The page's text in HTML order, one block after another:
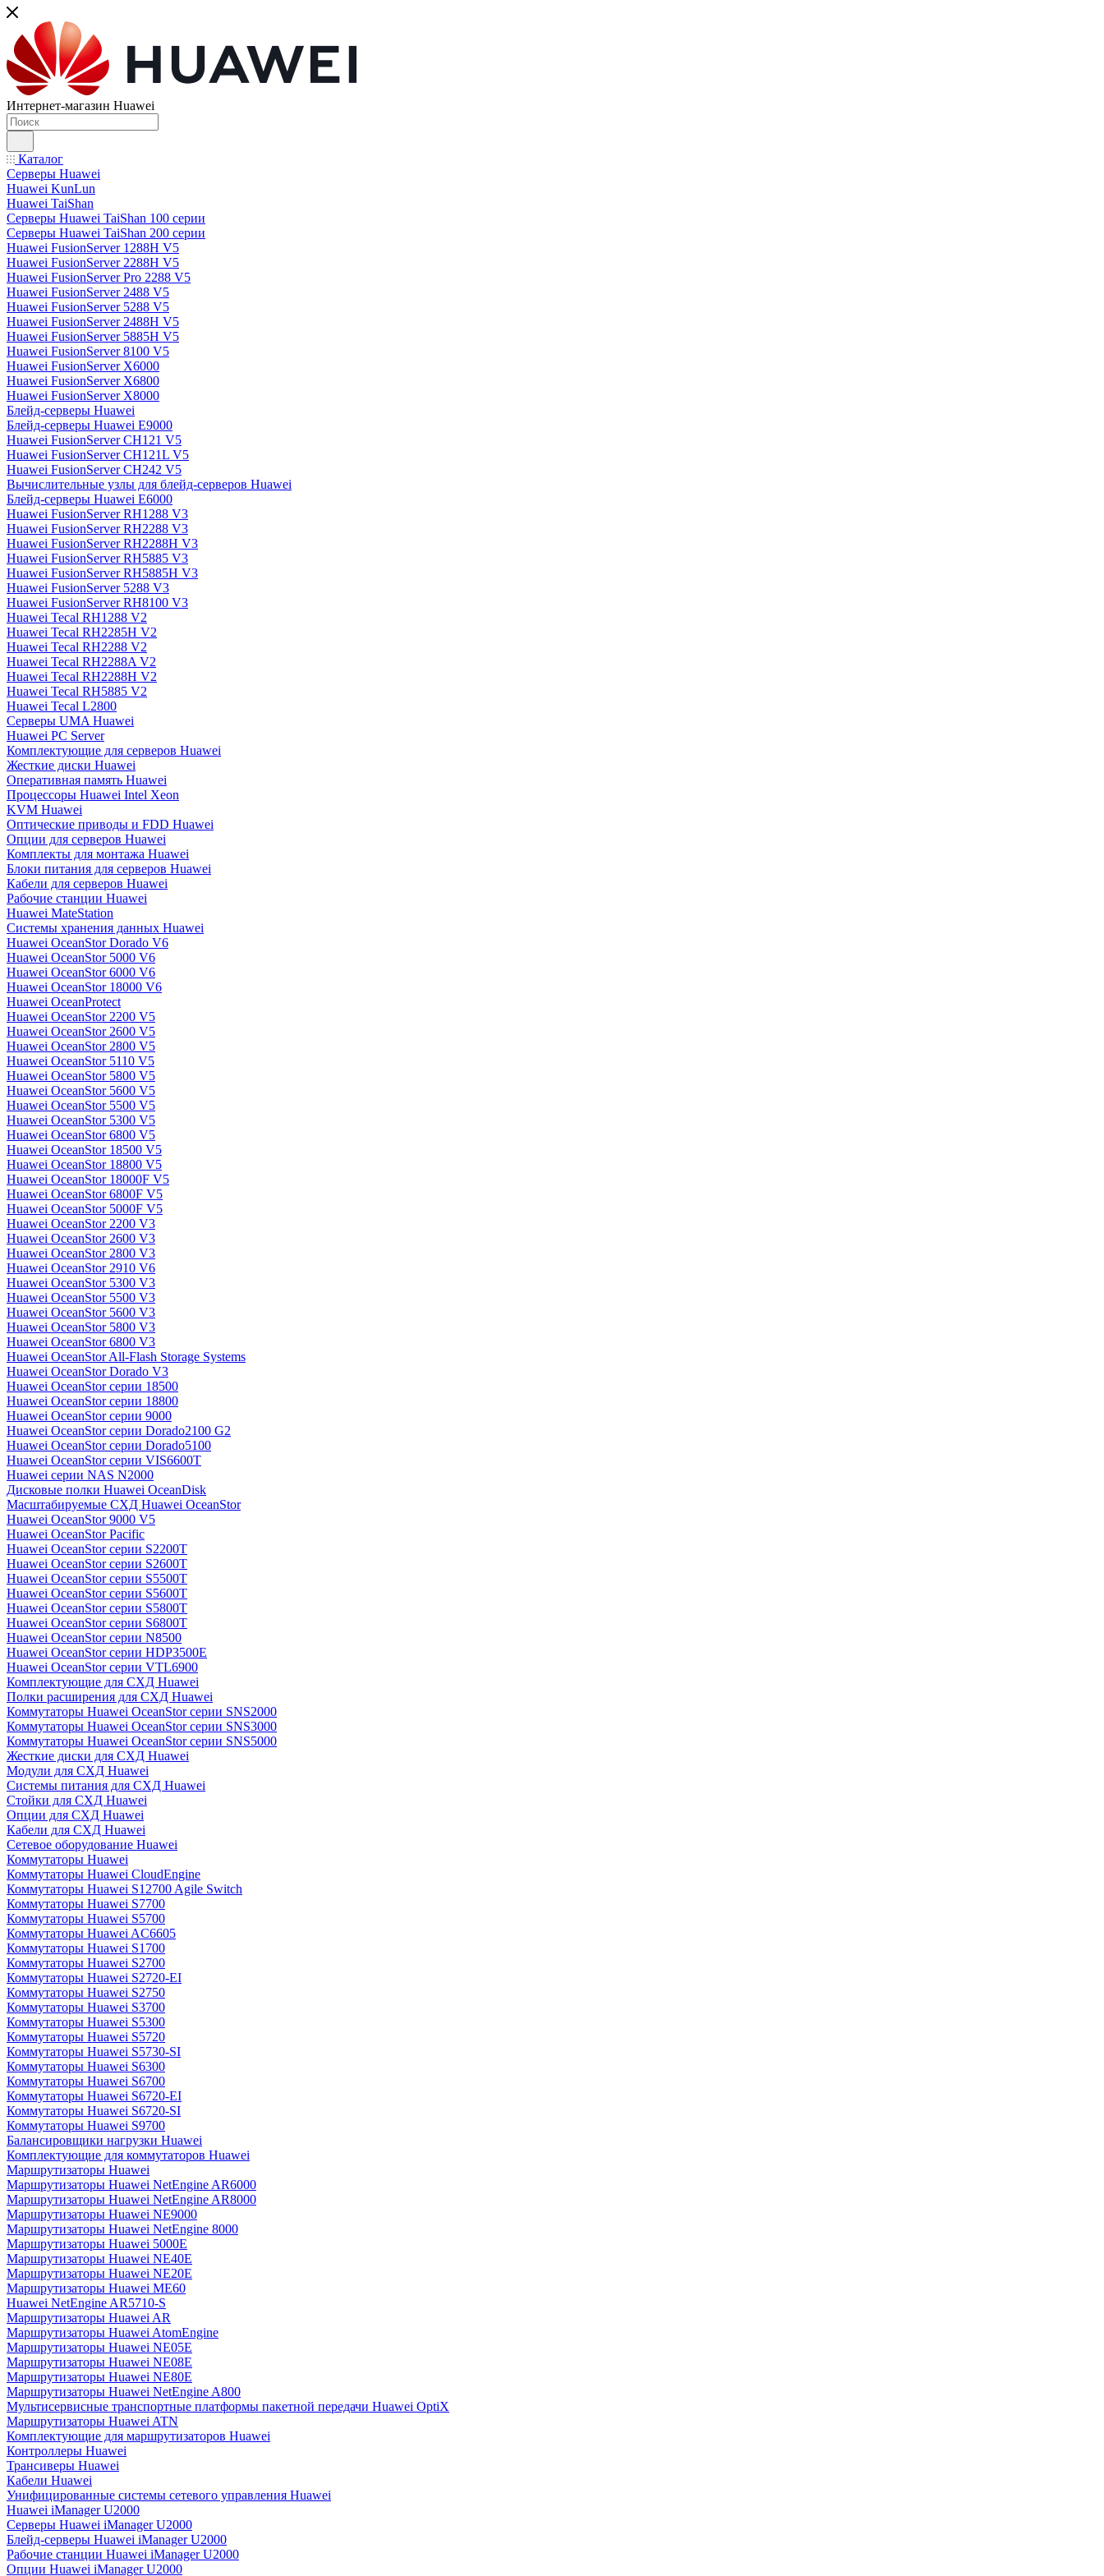
Интернет-магазин Huawei
Каталог
Серверы Huawei
Huawei KunLun
Huawei TaiShan
Серверы Huawei TaiShan 100 серии
Серверы Huawei TaiShan 200 серии
Huawei FusionServer 1288H V5
Huawei FusionServer 2288H V5
Huawei FusionServer Pro 2288 V5
Huawei FusionServer 2488 V5
Huawei FusionServer 5288 V5
Huawei FusionServer 2488H V5
Huawei FusionServer 5885H V5
Huawei FusionServer 8100 V5
Huawei FusionServer X6000
Huawei FusionServer X6800
Huawei FusionServer X8000
Блейд-серверы Huawei
Блейд-серверы Huawei E9000
Huawei FusionServer CH121 V5
Huawei FusionServer CH121L V5
Huawei FusionServer CH242 V5
Вычислительные узлы для блейд-серверов Huawei
Блейд-серверы Huawei E6000
Huawei FusionServer RH1288 V3
Huawei FusionServer RH2288 V3
Huawei FusionServer RH2288H V3
Huawei FusionServer RH5885 V3
Huawei FusionServer RH5885H V3
Huawei FusionServer 5288 V3
Huawei FusionServer RH8100 V3
Huawei Tecal RH1288 V2
Huawei Tecal RH2285H V2
Huawei Tecal RH2288 V2
Huawei Tecal RH2288A V2
Huawei Tecal RH2288H V2
Huawei Tecal RH5885 V2
Huawei Tecal L2800
Серверы UMA Huawei
Huawei PC Server
Комплектующие для серверов Huawei
Жесткие диски Huawei
Оперативная память Huawei
Процессоры Huawei Intel Xeon
KVM Huawei
Оптические приводы и FDD Huawei
Опции для серверов Huawei
Комплекты для монтажа Huawei
Блоки питания для серверов Huawei
Кабели для серверов Huawei
Рабочие станции Huawei
Huawei MateStation
Системы хранения данных Huawei
Huawei OceanStor Dorado V6
Huawei OceanStor 5000 V6
Huawei OceanStor 6000 V6
Huawei OceanStor 18000 V6
Huawei OceanProtect
Huawei OceanStor 2200 V5
Huawei OceanStor 2600 V5
Huawei OceanStor 2800 V5
Huawei OceanStor 5110 V5
Huawei OceanStor 5800 V5
Huawei OceanStor 5600 V5
Huawei OceanStor 5500 V5
Huawei OceanStor 5300 V5
Huawei OceanStor 6800 V5
Huawei OceanStor 18500 V5
Huawei OceanStor 18800 V5
Huawei OceanStor 18000F V5
Huawei OceanStor 6800F V5
Huawei OceanStor 5000F V5
Huawei OceanStor 2200 V3
Huawei OceanStor 2600 V3
Huawei OceanStor 2800 V3
Huawei OceanStor 2910 V6
Huawei OceanStor 5300 V3
Huawei OceanStor 5500 V3
Huawei OceanStor 5600 V3
Huawei OceanStor 5800 V3
Huawei OceanStor 6800 V3
Huawei OceanStor All-Flash Storage Systems
Huawei OceanStor Dorado V3
Huawei OceanStor серии 18500
Huawei OceanStor серии 18800
Huawei OceanStor серии 9000
Huawei OceanStor серии Dorado2100 G2
Huawei OceanStor серии Dorado5100
Huawei OceanStor серии VIS6600T
Huawei серии NAS N2000
Дисковые полки Huawei OceanDisk
Масштабируемые СХД Huawei OceanStor
Huawei OceanStor 9000 V5
Huawei OceanStor Pacific
Huawei OceanStor серии S2200T
Huawei OceanStor серии S2600T
Huawei OceanStor серии S5500T
Huawei OceanStor серии S5600T
Huawei OceanStor серии S5800T
Huawei OceanStor серии S6800T
Huawei OceanStor серии N8500
Huawei OceanStor серии HDP3500E
Huawei OceanStor серии VTL6900
Комплектующие для СХД Huawei
Полки расширения для СХД Huawei
Коммутаторы Huawei OceanStor серии SNS2000
Коммутаторы Huawei OceanStor серии SNS3000
Коммутаторы Huawei OceanStor серии SNS5000
Жесткие диски для СХД Huawei
Модули для СХД Huawei
Системы питания для СХД Huawei
Стойки для СХД Huawei
Опции для СХД Huawei
Кабели для СХД Huawei
Сетевое оборудование Huawei
Коммутаторы Huawei
Коммутаторы Huawei CloudEngine
Коммутаторы Huawei S12700 Agile Switch
Коммутаторы Huawei S7700
Коммутаторы Huawei S5700
Коммутаторы Huawei AC6605
Коммутаторы Huawei S1700
Коммутаторы Huawei S2700
Коммутаторы Huawei S2720-EI
Коммутаторы Huawei S2750
Коммутаторы Huawei S3700
Коммутаторы Huawei S5300
Коммутаторы Huawei S5720
Коммутаторы Huawei S5730-SI
Коммутаторы Huawei S6300
Коммутаторы Huawei S6700
Коммутаторы Huawei S6720-EI
Коммутаторы Huawei S6720-SI
Коммутаторы Huawei S9700
Балансировщики нагрузки Huawei
Комплектующие для коммутаторов Huawei
Маршрутизаторы Huawei
Маршрутизаторы Huawei NetEngine AR6000
Маршрутизаторы Huawei NetEngine AR8000
Маршрутизаторы Huawei NE9000
Маршрутизаторы Huawei NetEngine 8000
Маршрутизаторы Huawei 5000E
Маршрутизаторы Huawei NE40E
Маршрутизаторы Huawei NE20E
Маршрутизаторы Huawei ME60
Huawei NetEngine AR5710-S
Маршрутизаторы Huawei AR
Маршрутизаторы Huawei AtomEngine
Маршрутизаторы Huawei NE05E
Маршрутизаторы Huawei NE08E
Маршрутизаторы Huawei NE80E
Маршрутизаторы Huawei NetEngine A800
Мультисервисные транспортные платформы пакетной передачи Huawei OptiX
Маршрутизаторы Huawei ATN
Комплектующие для маршрутизаторов Huawei
Контроллеры Huawei
Трансиверы Huawei
Кабели Huawei
Унифицированные системы сетевого управления Huawei
Huawei iManager U2000
Серверы Huawei iManager U2000
Блейд-серверы Huawei iManager U2000
Рабочие станции Huawei iManager U2000
Опции Huawei iManager U2000